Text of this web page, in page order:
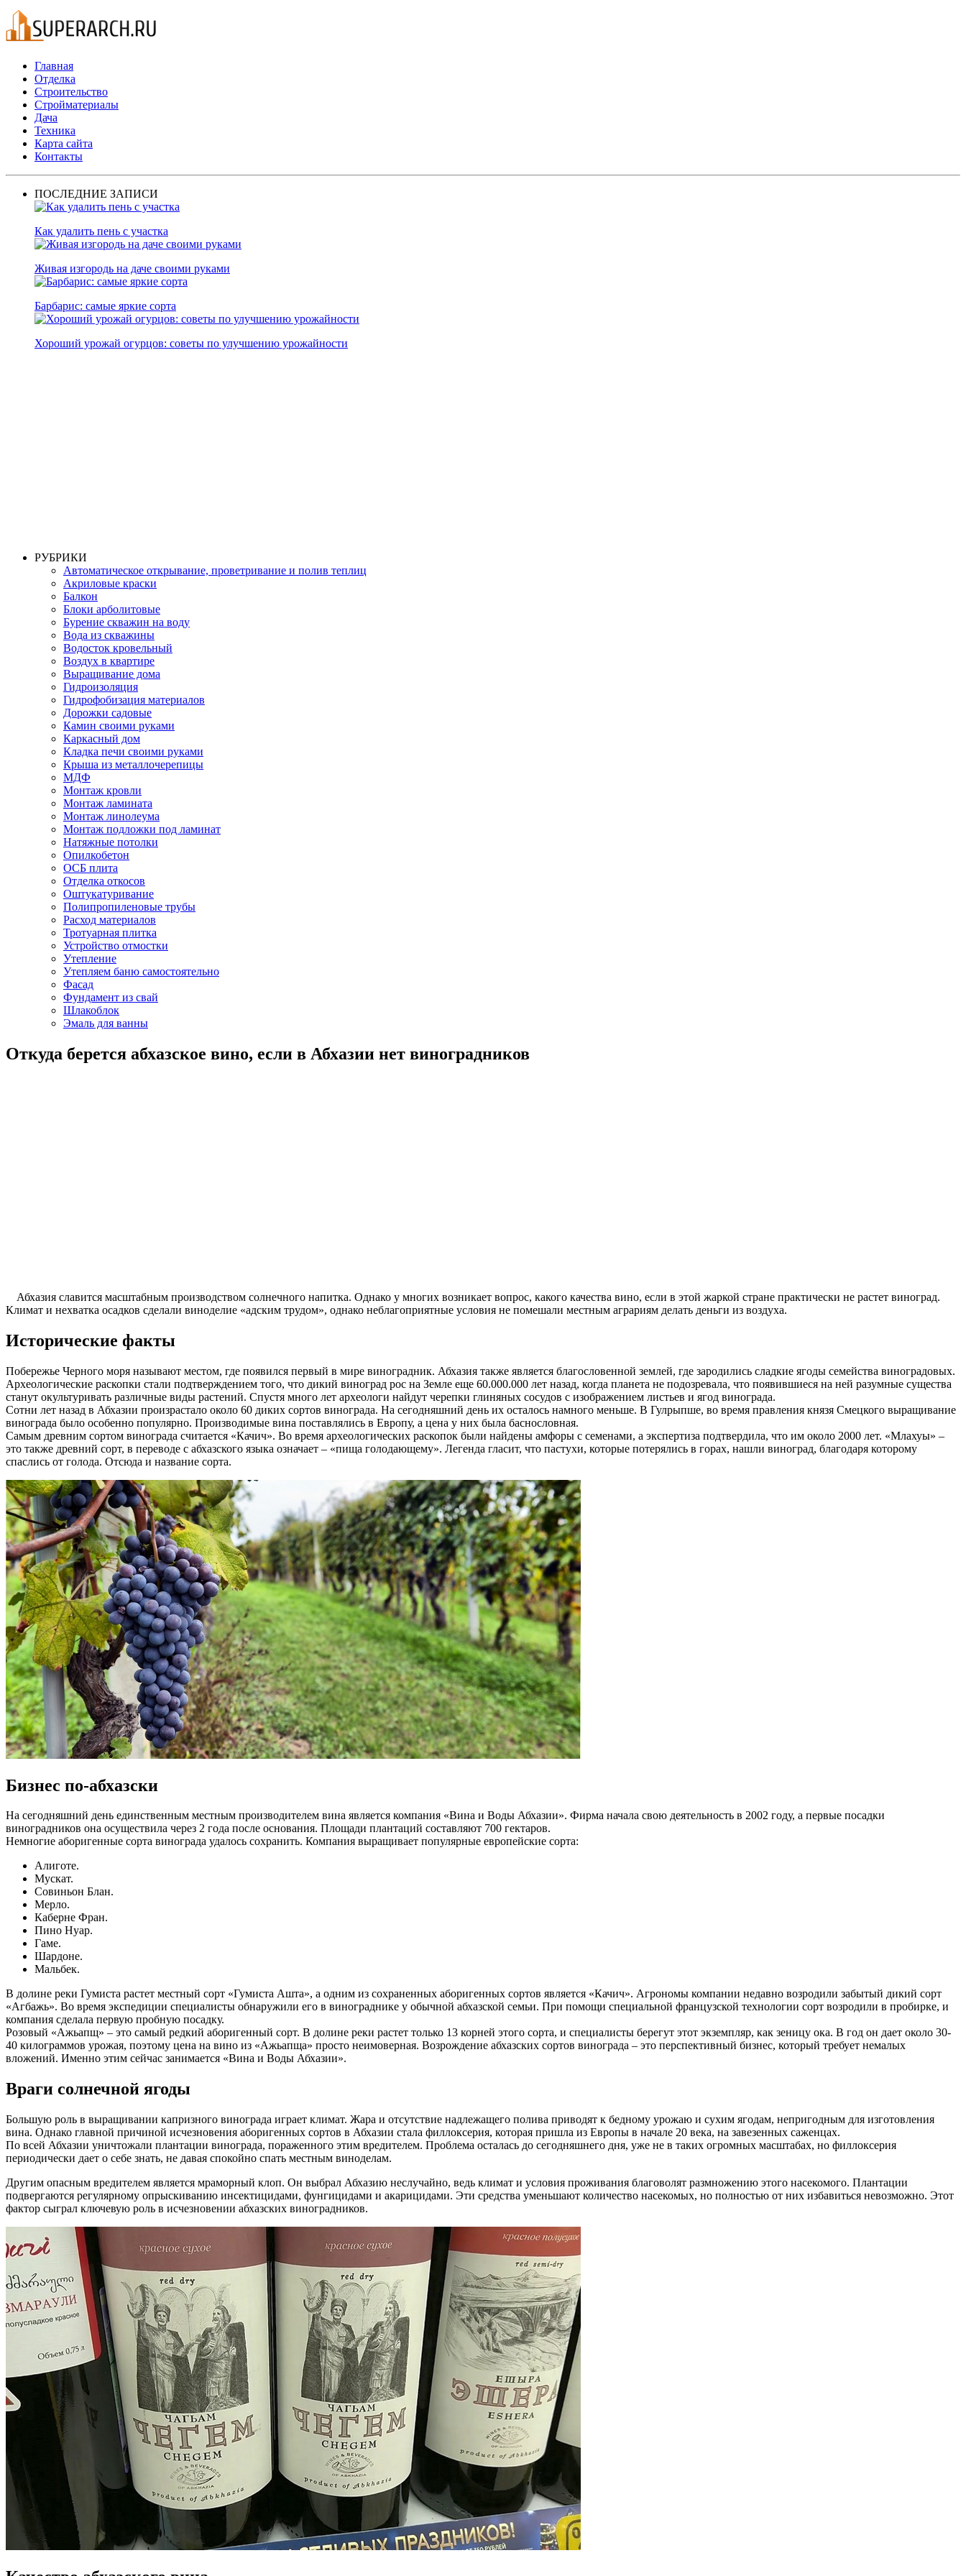
Главная
Отделка
Строительство
Стройматериалы
Дача
Техника
Карта сайта
Контакты
ПОСЛЕДНИЕ ЗАПИСИ
Как удалить пень с участка
Живая изгородь на даче своими руками
Барбарис: самые яркие сорта
Хороший урожай огурцов: советы по улучшению урожайности
РУБРИКИ
Автоматическое открывание, проветривание и полив теплиц
Акриловые краски
Балкон
Блоки арболитовые
Бурение скважин на воду
Вода из скважины
Водосток кровельный
Воздух в квартире
Выращивание дома
Гидроизоляция
Гидрофобизация материалов
Дорожки садовые
Камин своими руками
Каркасный дом
Кладка печи своими руками
Крыша из металлочерепицы
МДФ
Монтаж кровли
Монтаж ламината
Монтаж линолеума
Монтаж подложки под ламинат
Натяжные потолки
Опилкобетон
ОСБ плита
Отделка откосов
Оштукатуривание
Полипропиленовые трубы
Расход материалов
Тротуарная плитка
Устройство отмостки
Утепление
Утепляем баню самостоятельно
Фасад
Фундамент из свай
Шлакоблок
Эмаль для ванны
Откуда берется абхазское вино, если в Абхазии нет виноградников
Абхазия славится масштабным производством солнечного напитка. Однако у многих возникает вопрос, какого качества вино, если в этой жаркой стране практически не растет виноград.
Климат и нехватка осадков сделали виноделие «адским трудом», однако неблагоприятные условия не помешали местным аграриям делать деньги из воздуха.
Исторические факты
Побережье Черного моря называют местом, где появился первый в мире виноградник. Абхазия также является благословенной землей, где зародились сладкие ягоды семейства виноградовых.
Археологические раскопки стали подтверждением того, что дикий виноград рос на Земле еще 60.000.000 лет назад, когда планета не подозревала, что появившиеся на ней разумные существа
станут окультуривать различные виды растений. Спустя много лет археологи найдут черепки глиняных сосудов с изображением листьев и ягод винограда.
Сотни лет назад в Абхазии произрастало около 60 диких сортов винограда. На сегодняшний день их осталось намного меньше. В Гулрыпше, во время правления князя Смецкого выращивание
винограда было особенно популярно. Производимые вина поставлялись в Европу, а цена у них была баснословная.
Самым древним сортом винограда считается «Качич». Во время археологических раскопок были найдены амфоры с семенами, а экспертиза подтвердила, что им около 2000 лет. «Млахуы» –
это также древний сорт, в переводе с абхазского языка означает – «пища голодающему». Легенда гласит, что пастухи, которые потерялись в горах, нашли виноград, благодаря которому
спаслись от голода. Отсюда и название сорта.
Бизнес по-абхазски
На сегодняшний день единственным местным производителем вина является компания «Вина и Воды Абхазии». Фирма начала свою деятельность в 2002 году, а первые посадки
виноградников она осуществила через 2 года после основания. Площади плантаций составляют 700 гектаров.
Немногие аборигенные сорта винограда удалось сохранить. Компания выращивает популярные европейские сорта:
Алиготе.
Мускат.
Совиньон Блан.
Мерло.
Каберне Фран.
Пино Нуар.
Гаме.
Шардоне.
Мальбек.
В долине реки Гумиста растет местный сорт «Гумиста Ашта», а одним из сохраненных аборигенных сортов является «Качич». Агрономы компании недавно возродили забытый дикий сорт
«Агбажь». Во время экспедиции специалисты обнаружили его в винограднике у обычной абхазской семьи. При помощи специальной французской технологии сорт возродили в пробирке, и
компания сделала первую пробную посадку.
Розовый «Ажьапщ» – это самый редкий аборигенный сорт. В долине реки растет только 13 корней этого сорта, и специалисты берегут этот экземпляр, как зеницу ока. В год он дает около 30-
40 килограммов урожая, поэтому цена на вино из «Ажьапща» просто неимоверная. Возрождение абхазских сортов винограда – это перспективный бизнес, который требует немалых
вложений. Именно этим сейчас занимается «Вина и Воды Абхазии».
Враги солнечной ягоды
Большую роль в выращивании капризного винограда играет климат. Жара и отсутствие надлежащего полива приводят к бедному урожаю и сухим ягодам, непригодным для изготовления
вина. Однако главной причиной исчезновения аборигенных сортов в Абхазии стала филлоксерия, которая пришла из Европы в начале 20 века, на завезенных саженцах.
По всей Абхазии уничтожали плантации винограда, пораженного этим вредителем. Проблема осталась до сегодняшнего дня, уже не в таких огромных масштабах, но филлоксерия
периодически дает о себе знать, не давая спокойно спать местным виноделам.
Другим опасным вредителем является мраморный клоп. Он выбрал Абхазию неслучайно, ведь климат и условия проживания благоволят размножению этого насекомого. Плантации
подвергаются регулярному опрыскиванию инсектицидами, фунгицидами и акарицидами. Эти средства уменьшают количество насекомых, но полностью от них избавиться невозможно. Этот
фактор сыграл ключевую роль в исчезновении абхазских виноградников.